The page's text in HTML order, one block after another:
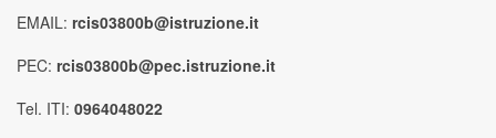
EMAIL: rcis03800b@istruzione.it
PEC: rcis03800b@pec.istruzione.it
Tel. ITI: 0964048022